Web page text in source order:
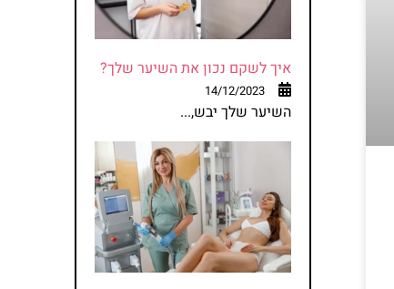
איך לשקם נכון את השיער שלך?
14/12/2023
השיער שלך יבש,...